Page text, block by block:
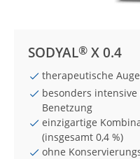
SODYAL® X 0.4
therapeutische
besonders
Benetzung
einzigartige
(insgesamt 0,4 %)
ohne